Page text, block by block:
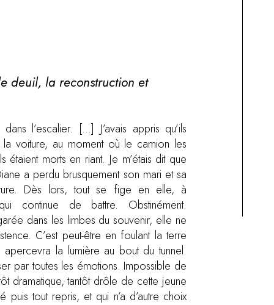
deuil, la reconstruction et
l’escalier. […] J’avais appris qu’ils
voiture, au moment où le camion les
étaient morts en riant. Je m’étais dit que
a perdu brusquement son mari et sa
Dès lors, tout se fige en elle, à
continue de battre. Obstinément.
dans les limbes du souvenir, elle ne
C’est peut-être en foulant la terre
apercevra la lumière au bout du tunnel.
par toutes les émotions. Impossible de
dramatique, tantôt drôle de cette jeune
tout repris, et qui n’a d’autre choix